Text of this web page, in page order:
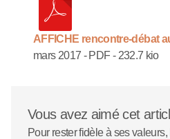
AFFICHE rencontre-débat
mars 2017 - PDF- 232.7 kio
Vous avez aimé cet
Pour rester fidèle à ses